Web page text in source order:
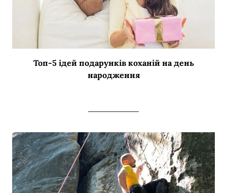
Топ-5 ідей подарунків коханій на день
народження